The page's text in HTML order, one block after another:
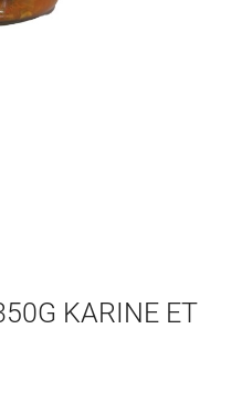
KARINE ET